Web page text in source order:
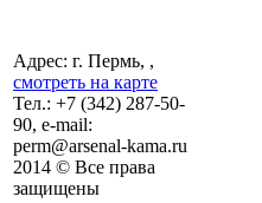
Адрес: г. Пермь, ,
смотреть на карте
Тел.: +7 (342) 287-50-
90, e-mail:
perm@arsenal-kama.ru
2014 © Все права
защищены